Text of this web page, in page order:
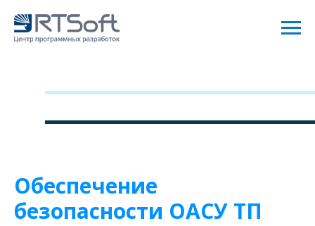
Обеспечение
безопасности ОАСУ ТП